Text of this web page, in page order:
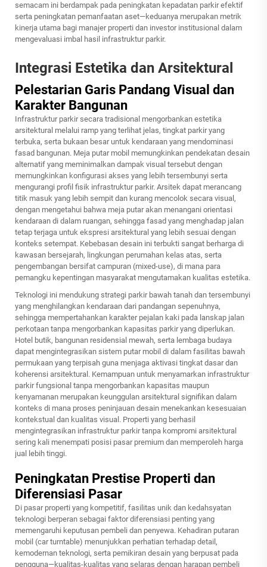
semacam ini berdampak pada peningkatan kepadatan parkir efektif
serta peningkatan pemanfaatan aset—keduanya merupakan metrik
kinerja utama bagi manajer properti dan investor institusional dalam
mengevaluasi imbal hasil infrastruktur parkir.
Integrasi Estetika dan Arsitektural
Pelestarian Garis Pandang Visual dan
Karakter Bangunan
Infrastruktur parkir secara tradisional mengorbankan estetika
arsitektural melalui ramp yang terlihat jelas, tingkat parkir yang
terbuka, serta bukaan besar untuk kendaraan yang mendominasi
fasad bangunan. Meja putar mobil memungkinkan pendekatan desain
alternatif yang meminimalkan dampak visual tersebut dengan
memungkinkan konfigurasi akses yang lebih tersembunyi serta
mengurangi profil fisik infrastruktur parkir. Arsitek dapat merancang
titik masuk yang lebih sempit dan kurang mencolok secara visual,
dengan mengetahui bahwa meja putar akan menangani orientasi
kendaraan di dalam ruangan, sehingga fasad yang menghadap jalan
tetap terjaga untuk ekspresi arsitektural yang lebih sesuai dengan
konteks setempat. Kebebasan desain ini terbukti sangat berharga di
kawasan bersejarah, lingkungan perumahan kelas atas, serta
pengembangan bersifat campuran (mixed-use), di mana para
pemangku kepentingan masyarakat mengutamakan kualitas estetika.
Teknologi ini mendukung strategi parkir bawah tanah dan tersembunyi
yang menghilangkan kendaraan dari pandangan sepenuhnya,
sehingga mempertahankan karakter pejalan kaki pada lanskap jalan
perkotaan tanpa mengorbankan kapasitas parkir yang diperlukan.
Hotel butik, bangunan residensial mewah, serta lembaga budaya
dapat mengintegrasikan sistem putar mobil di dalam fasilitas bawah
permukaan yang terpisah guna menjaga aktivasi tingkat dasar dan
koherensi arsitektural. Kemampuan untuk menyamarkan infrastruktur
parkir fungsional tanpa mengorbankan kapasitas maupun
kenyamanan merupakan keunggulan arsitektural signifikan dalam
konteks di mana proses peninjauan desain menekankan kesesuaian
kontekstual dan kualitas visual. Properti yang berhasil
mengintegrasikan infrastruktur parkir tanpa kompromi arsitektural
sering kali menempati posisi pasar premium dan memperoleh harga
jual lebih tinggi.
Peningkatan Prestise Properti dan
Diferensiasi Pasar
Di pasar properti yang kompetitif, fasilitas unik dan kedahsyatan
teknologi berperan sebagai faktor diferensiasi penting yang
memengaruhi keputusan pembeli dan penyewa. Kehadiran putaran
mobil (car turntable) menunjukkan perhatian terhadap detail,
kemodernan teknologi, serta pemikiran desain yang berpusat pada
pengguna—kualitas-kualitas yang selaras dengan harapan pembeli